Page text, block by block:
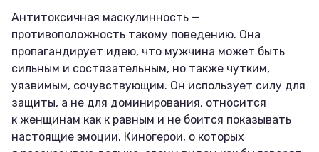
Антитоксичная маскулинность —
противоположность такому поведению. Она
пропагандирует идею, что мужчина может быть
сильным и состязательным, но также чутким,
уязвимым, сочувствующим. Он использует силу для
защиты, а не для доминирования, относится
к женщинам как к равным и не боится показывать
настоящие эмоции. Киногерои, о которых